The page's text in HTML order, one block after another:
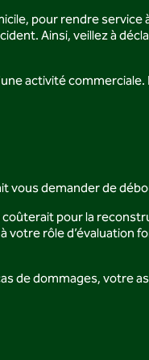
pour rendre service
Ainsi, veillez à
activité
vous demander de
pour la
rôle d’évaluation
de dommages, votre